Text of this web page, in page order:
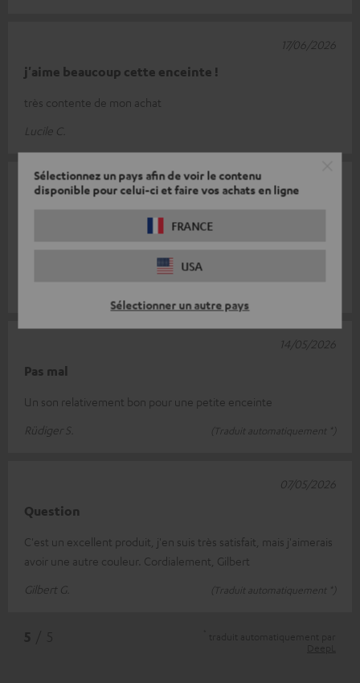
Sélectionnez un pays afin de voir le contenu
disponible pour celui-ci et faire vos achats en ligne
FRANCE
USA
Sélectionner un autre pays
j'aime beaucoup cette enceinte !
très contente de mon achat
Lucile C.
17/06/2026
superbes. Une finition impeccable.
Pas mal
Un son relativement bon pour une petite enceinte
Rüdiger S.
(Traduit automatiquement *)
14/05/2026
Question
C'est un excellent produit, j'en suis très satisfait, mais j'aimerais
avoir une autre couleur. Cordialement, Gilbert
Gilbert G.
(Traduit automatiquement *)
07/05/2026